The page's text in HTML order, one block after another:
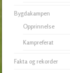
Bygdakampen
Opprinnelse
Kampreferat
Fakta og rekorder